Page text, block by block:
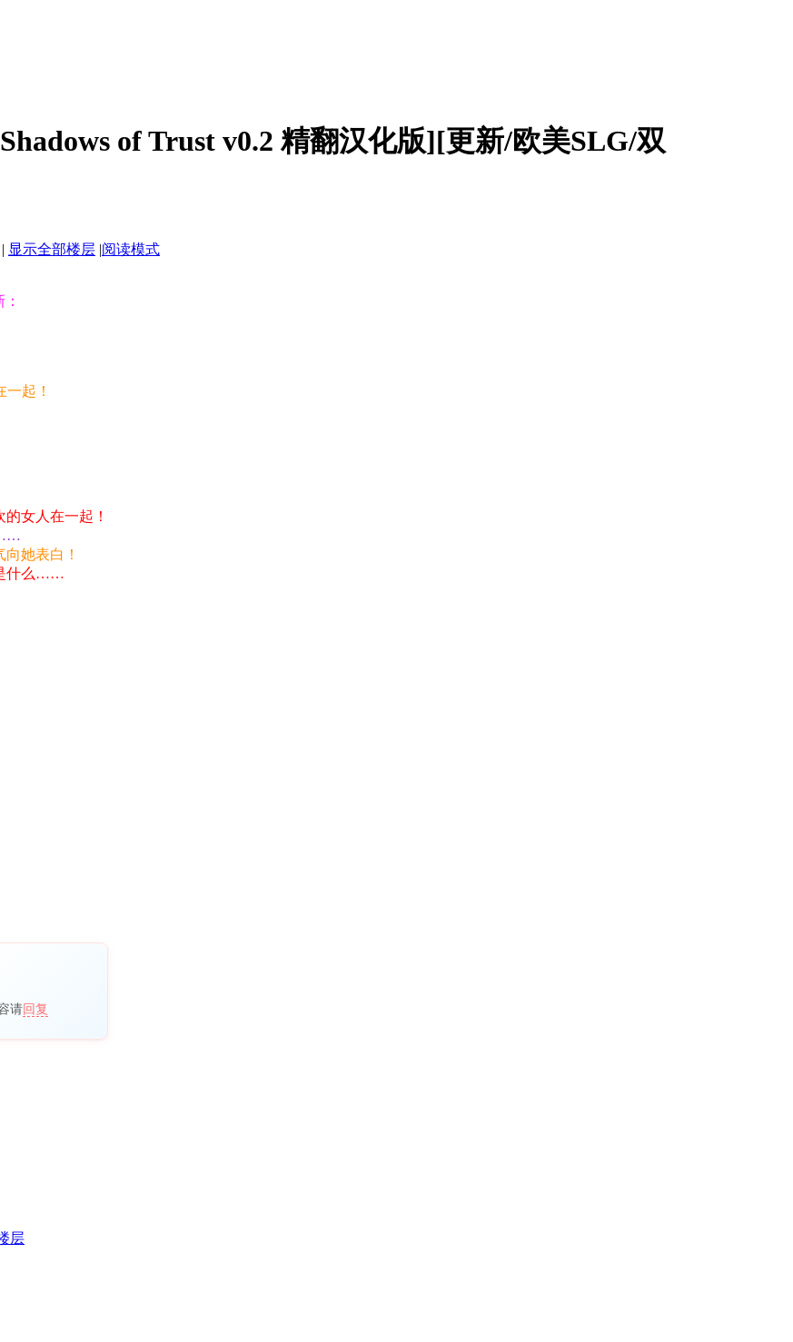
of Trust v0.2 精翻汉化版][更新/欧美SLG/双
| 显示全部楼层 |阅读模式
起！
女人在一起！
……
她表白！
什么……
请回复
层